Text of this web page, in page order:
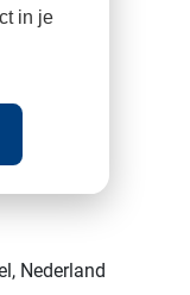
Nederland
in je